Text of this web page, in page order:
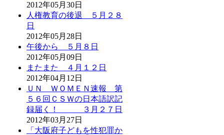
2012年05月30日
人権教育の後退 ５月２８
日
2012年05月28日
午後から ５月８日
2012年05月09日
またまた ４月１２日
2012年04月12日
ＵＮ ＷＯＭＥＮ速報 第
５６回ＣＳＷの日本語訳記
録届く！ ３月２７日
2012年03月27日
「大阪府子どもを性犯罪か